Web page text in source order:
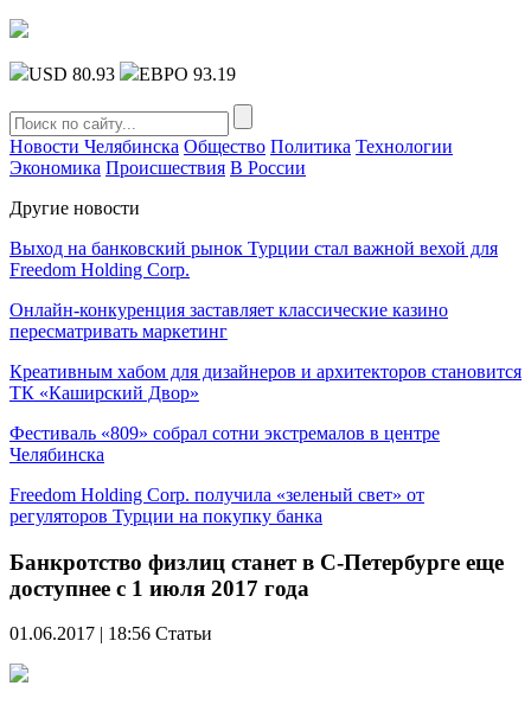
USD 80.93 ЕВРО 93.19
Новости Челябинска Общество Политика Технологии
Экономика Происшествия В России
Другие новости
Выход на банковский рынок Турции стал важной вехой для
Freedom Holding Corp.
Онлайн-конкуренция заставляет классические казино
пересматривать маркетинг
Креативным хабом для дизайнеров и архитекторов становится
ТК «Каширский Двор»
Фестиваль «809» собрал сотни экстремалов в центре
Челябинска
Freedom Holding Corp. получила «зеленый свет» от
регуляторов Турции на покупку банка
Банкротство физлиц станет в С-Петербурге еще
доступнее с 1 июля 2017 года
01.06.2017 | 18:56 Статьи